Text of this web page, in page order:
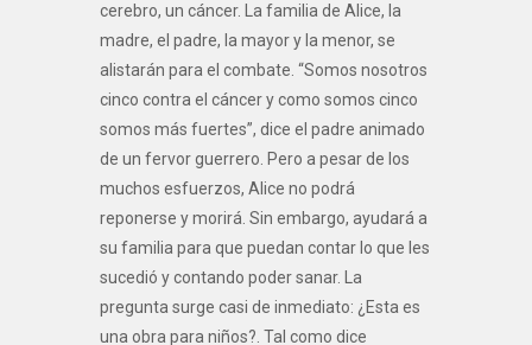
cerebro, un cáncer. La familia de Alice, la
madre, el padre, la mayor y la menor, se
alistarán para el combate. “Somos nosotros
cinco contra el cáncer y como somos cinco
somos más fuertes”, dice el padre animado
de un fervor guerrero. Pero a pesar de los
muchos esfuerzos, Alice no podrá
reponerse y morirá. Sin embargo, ayudará a
su familia para que puedan contar lo que les
sucedió y contando poder sanar. La
pregunta surge casi de inmediato: ¿Esta es
una obra para niños?. Tal como dice